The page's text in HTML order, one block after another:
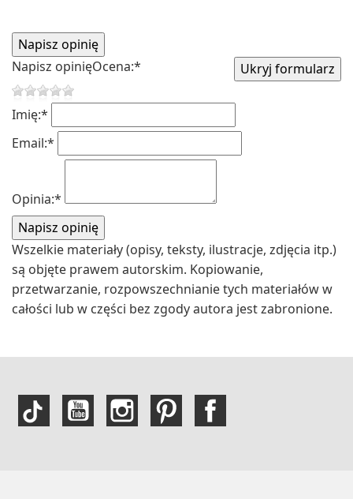
Napisz opinięOcena:*
Imię:*
Email:*
Opinia:*
Wszelkie materiały (opisy, teksty, ilustracje, zdjęcia itp.)
są objęte prawem autorskim. Kopiowanie,
przetwarzanie, rozpowszechnianie tych materiałów w
całości lub w części bez zgody autora jest zabronione.